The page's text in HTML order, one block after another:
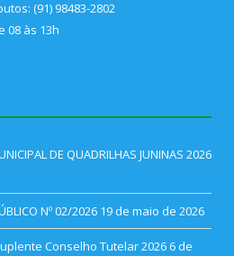
(91) 98483-2802
08 às 13h
DE QUADRILHAS JUNINAS 2026
Nº 02/2026 19 de maio de 2026
Conselho Tutelar 2026 6 de